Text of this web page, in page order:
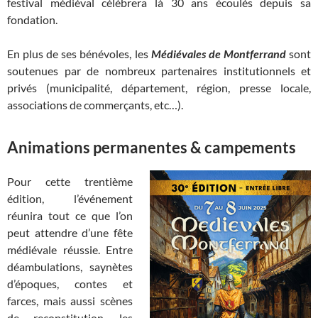
fondation.
En plus de ses bénévoles, les Médiévales de Montferrandsont
soutenues par de nombreux partenaires institutionnels et
privés (municipalité, département, région, presse locale,
associations de commerçants, etc…).
Animations permanentes & campements
Pour cette trentième
édition, l’événement
réunira tout ce que l’on
peut attendre d’une fête
médiévale réussie. Entre
déambulations, saynètes
d’époques, contes et
farces, mais aussi scènes